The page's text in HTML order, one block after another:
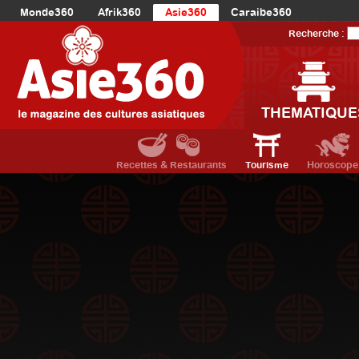
Monde360 Afrik360 Asie360
Caraibe360
Europe360
AmériqueDuNord360
Océanie360
Recherche :
Recettes & Restaurants Tourisme Horoscope